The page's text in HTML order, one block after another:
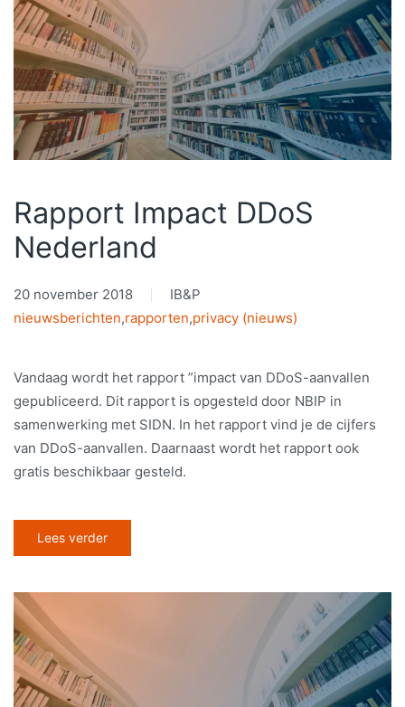
Rapport Impact DDoS
Nederland
20 november 2018
IB&P
nieuwsberichten,rapporten,privacy (nieuws)
Vandaag wordt het rapport ”impact van DDoS-aanvallen
gepubliceerd. Dit rapport is opgesteld door NBIP in
samenwerking met SIDN. In het rapport vind je de cijfers
van DDoS-aanvallen. Daarnaast wordt het rapport ook
gratis beschikbaar gesteld.
Lees verder